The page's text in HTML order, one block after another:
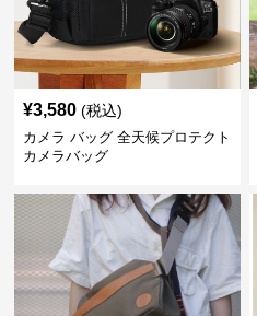
¥3,580 (税込)
カメラ バッグ 全天候プロテクト
カメラバッグ